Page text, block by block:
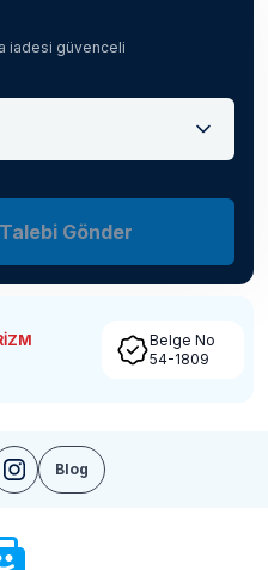
iadesi güvenceli
Gönder
Belge No
54-1809
Blog